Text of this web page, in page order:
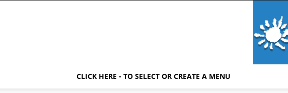
CLICK HERE - TO SELECT OR CREATE A MENU